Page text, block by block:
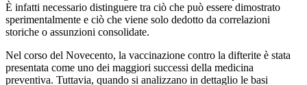
È infatti necessario distinguere tra ciò che può essere dimostrato
sperimentalmente e ciò che viene solo dedotto da correlazioni
storiche o assunzioni consolidate.
Nel corso del Novecento, la vaccinazione contro la difterite è stata
presentata come uno dei maggiori successi della medicina
preventiva. Tuttavia, quando si analizzano in dettaglio le basi